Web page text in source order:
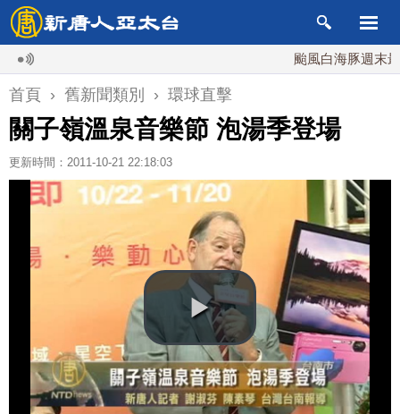
颱風白海豚週末最接
首頁 › 舊新聞類別 › 環球直擊
關子嶺溫泉音樂節 泡湯季登場
更新時間：2011-10-21 22:18:03